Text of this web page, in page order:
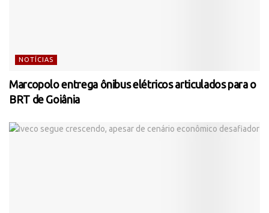
NOTÍCIAS
Marcopolo entrega ônibus elétricos articulados para o
BRT de Goiânia